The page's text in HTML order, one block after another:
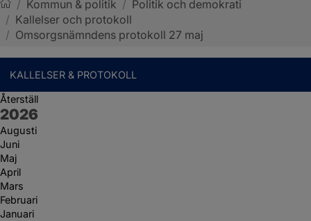
Sotenäs kommun
/ Kommun & politik / Politik och demokrati
/ Kallelser och protokoll
/ Omsorgsnämndens protokoll 27 maj
KALLELSER & PROTOKOLL
Återställ
År:
2026
Augusti
Juni
Maj
April
Mars
Februari
Januari